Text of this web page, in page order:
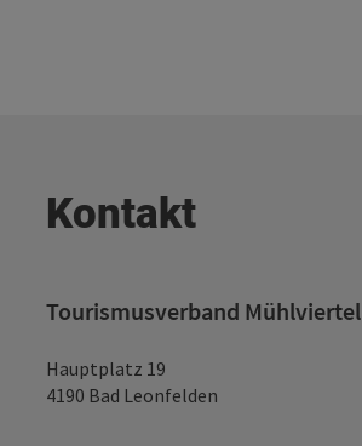
Kontakt
Tourismusverband Mühlviertel
Hauptplatz 19
4190 Bad Leonfelden